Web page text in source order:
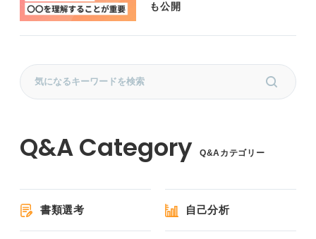
も公開
Q&Aカテゴリー
書類選考 自己分析